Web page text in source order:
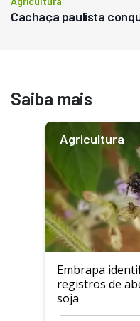
Cachaça paulista
Saiba mais
Agricultura
Embrapa
registros de
soja